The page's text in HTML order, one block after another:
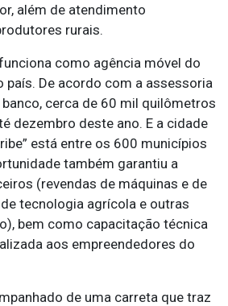
além de atendimento
rurais.
como agência móvel do
país. De acordo com a assessoria
cerca de 60 mil quilômetros
dezembro deste ano. E a cidade
está entre os 600 municípios
também garantiu a
(revendas de máquinas e de
tecnologia agrícola e outras
bem como capacitação técnica
aos empreendedores do
de uma carreta que traz